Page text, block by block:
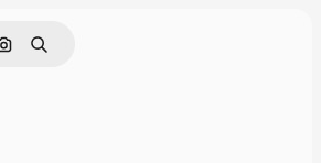
画像で検索
検索